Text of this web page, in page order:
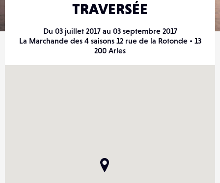
TRAVERSÉE
Du 03 juillet 2017 au 03 septembre 2017
La Marchande des 4 saisons 12 rue de la Rotonde • 13
200 Arles